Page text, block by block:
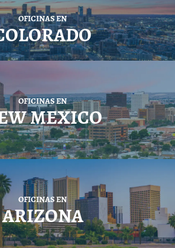
OFICINAS EN
OFICINAS EN
MEXICO
OFICINAS EN
ARIZONA